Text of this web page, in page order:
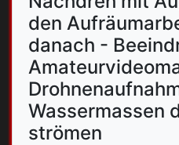
den
danach -
Wassermassen
strömen